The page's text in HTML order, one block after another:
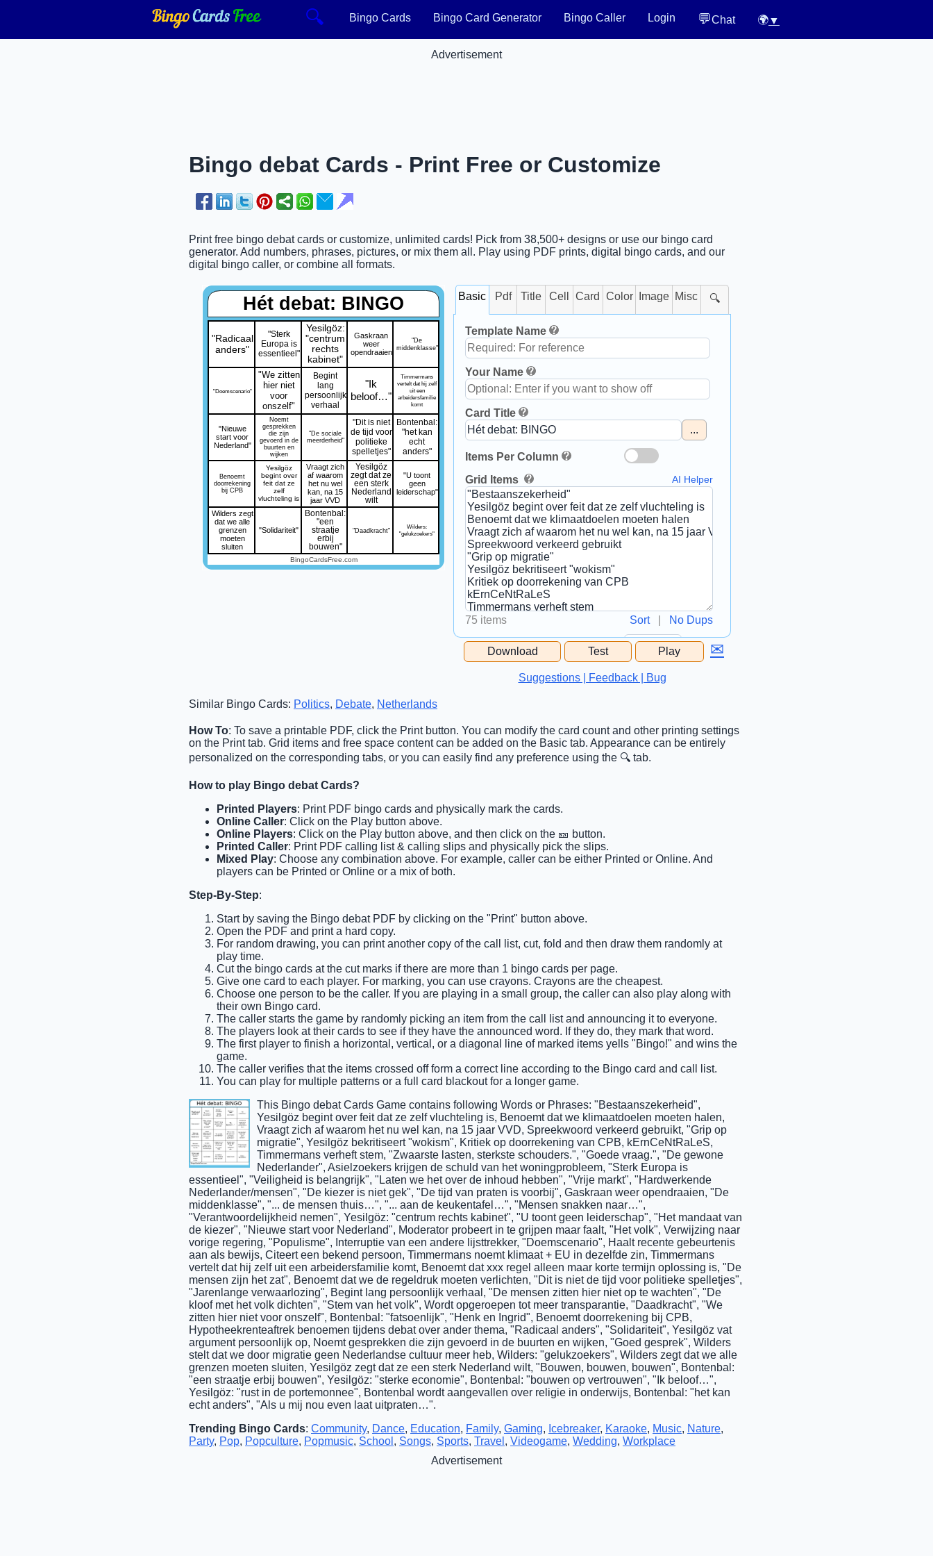
🔍 Bingo Cards Bingo Card Generator Bingo Caller Login 💬Chat 🌍▼
Advertisement
Bingo debat Cards - Print Free or Customize
Print free bingo debat cards or customize, unlimited cards! Pick from 38,500+ designs or use our bingo card
generator. Add numbers, phrases, pictures, or mix them all. Play using PDF prints, digital bingo cards, and our
digital bingo caller, or combine all formats.
Hét debat: BINGO
"Radicaal
anders"
"Sterk
Europa is
essentieel"
Yesilgöz:
"centrum
rechts
kabinet"
Gaskraan
weer
opendraaien
"De
middenklasse"
"Doemscenario"
"We zitten
hier niet
voor
onszelf"
Begint
lang
persoonlijk
verhaal
"Ik
beloof…"
Timmermans
vertelt dat hij zelf
uit een
arbeidersfamilie
komt
"Nieuwe
start voor
Nederland"
Noemt
gesprekken
die zijn
gevoerd in de
buurten en
wijken
"De sociale
meerderheid"
"Dit is niet
de tijd voor
politieke
spelletjes"
Bontenbal:
"het kan
echt
anders"
Benoemt
doorrekening
bij CPB
Yesilgöz
begint over
feit dat ze
zelf
vluchteling is
Vraagt zich
af waarom
het nu wel
kan, na 15
jaar VVD
Yesilgöz
zegt dat ze
een sterk
Nederland
wilt
"U toont
geen
leiderschap"
Wilders zegt
dat we alle
grenzen
moeten
sluiten
"Solidariteit"
Bontenbal:
"een
straatje
erbij
bouwen"
"Daadkracht"
Wilders:
"gelukzoekers"
BingoCardsFree.com
Basic Pdf Title Cell Card Color Image Misc 🔍
Template Name
Your Name
Card Title
...
Items Per Column
Grid Items
AI Helper
75 items Sort| No Dups
Free Space Cell
Free Space Content
Download Test Play ✉
Suggestions | Feedback | Bug
Similar Bingo Cards: Politics, Debate, Netherlands
How To: To save a printable PDF, click the Print button. You can modify the card count and other printing settings
on the Print tab. Grid items and free space content can be added on the Basic tab. Appearance can be entirely
personalized on the corresponding tabs, or you can easily find any preference using the 🔍 tab.
How to play Bingo debat Cards?
Printed Players: Print PDF bingo cards and physically mark the cards.
Online Caller: Click on the Play button above.
Online Players: Click on the Play button above, and then click on the 🎫 button.
Printed Caller: Print PDF calling list & calling slips and physically pick the slips.
Mixed Play: Choose any combination above. For example, caller can be either Printed or Online. And
players can be Printed or Online or a mix of both.
Step-By-Step:
Start by saving the Bingo debat PDF by clicking on the "Print" button above.
Open the PDF and print a hard copy.
For random drawing, you can print another copy of the call list, cut, fold and then draw them randomly at
play time.
Cut the bingo cards at the cut marks if there are more than 1 bingo cards per page.
Give one card to each player. For marking, you can use crayons. Crayons are the cheapest.
Choose one person to be the caller. If you are playing in a small group, the caller can also play along with
their own Bingo card.
The caller starts the game by randomly picking an item from the call list and announcing it to everyone.
The players look at their cards to see if they have the announced word. If they do, they mark that word.
The first player to finish a horizontal, vertical, or a diagonal line of marked items yells "Bingo!" and wins the
game.
The caller verifies that the items crossed off form a correct line according to the Bingo card and call list.
You can play for multiple patterns or a full card blackout for a longer game.
This Bingo debat Cards Game contains following Words or Phrases: "Bestaanszekerheid",
Yesilgöz begint over feit dat ze zelf vluchteling is, Benoemt dat we klimaatdoelen moeten halen,
Vraagt zich af waarom het nu wel kan, na 15 jaar VVD, Spreekwoord verkeerd gebruikt, "Grip op
migratie", Yesilgöz bekritiseert "wokism", Kritiek op doorrekening van CPB, kErnCeNtRaLeS,
Timmermans verheft stem, "Zwaarste lasten, sterkste schouders.", "Goede vraag.", "De gewone
Nederlander", Asielzoekers krijgen de schuld van het woningprobleem, "Sterk Europa is
essentieel", "Veiligheid is belangrijk", "Laten we het over de inhoud hebben", "Vrije markt", "Hardwerkende
Nederlander/mensen", "De kiezer is niet gek", "De tijd van praten is voorbij", Gaskraan weer opendraaien, "De
middenklasse", "... de mensen thuis…", "... aan de keukentafel…", "Mensen snakken naar…",
"Verantwoordelijkheid nemen", Yesilgöz: "centrum rechts kabinet", "U toont geen leiderschap", "Het mandaat van
de kiezer", "Nieuwe start voor Nederland", Moderator probeert in te grijpen maar faalt, "Het volk", Verwijzing naar
vorige regering, "Populisme", Interruptie van een andere lijsttrekker, "Doemscenario", Haalt recente gebeurtenis
aan als bewijs, Citeert een bekend persoon, Timmermans noemt klimaat + EU in dezelfde zin, Timmermans
vertelt dat hij zelf uit een arbeidersfamilie komt, Benoemt dat xxx regel alleen maar korte termijn oplossing is, "De
mensen zijn het zat", Benoemt dat we de regeldruk moeten verlichten, "Dit is niet de tijd voor politieke spelletjes",
"Jarenlange verwaarlozing", Begint lang persoonlijk verhaal, "De mensen zitten hier niet op te wachten", "De
kloof met het volk dichten", "Stem van het volk", Wordt opgeroepen tot meer transparantie, "Daadkracht", "We
zitten hier niet voor onszelf", Bontenbal: "fatsoenlijk", "Henk en Ingrid", Benoemt doorrekening bij CPB,
Hypotheekrenteaftrek benoemen tijdens debat over ander thema, "Radicaal anders", "Solidariteit", Yesilgöz vat
argument persoonlijk op, Noemt gesprekken die zijn gevoerd in de buurten en wijken, "Goed gesprek", Wilders
stelt dat we door migratie geen Nederlandse cultuur meer heb, Wilders: "gelukzoekers", Wilders zegt dat we alle
grenzen moeten sluiten, Yesilgöz zegt dat ze een sterk Nederland wilt, "Bouwen, bouwen, bouwen", Bontenbal:
"een straatje erbij bouwen", Yesilgöz: "sterke economie", Bontenbal: "bouwen op vertrouwen", "Ik beloof…",
Yesilgöz: "rust in de portemonnee", Bontenbal wordt aangevallen over religie in onderwijs, Bontenbal: "het kan
echt anders", "Als u mij nou even laat uitpraten…".
Trending Bingo Cards: Community, Dance, Education, Family, Gaming, Icebreaker, Karaoke, Music, Nature,
Party, Pop, Popculture, Popmusic, School , Songs, Sports, Travel , Videogame, Wedding, Workplace
Advertisement